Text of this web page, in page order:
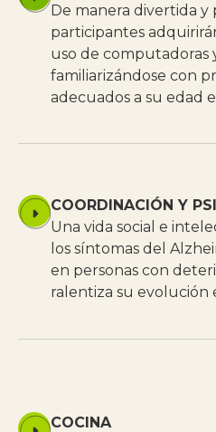
De manera divertida y
participantes
uso de computadoras
familiarizándose con
adecuados a su edad
COORDINACIÓN Y
Una vida social e
los síntomas del
en personas con
ralentiza su evolución
COCINA